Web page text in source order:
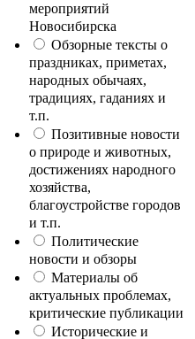
мероприятий
Новосибирска
Обзорные тексты о
праздниках, приметах,
народных обычаях,
традициях, гаданиях и
т.п.
Позитивные новости
о природе и животных,
достижениях народного
хозяйства,
благоустройстве городов
и т.п.
Политические
новости и обзоры
Материалы об
актуальных проблемах,
критические публикации
Исторические и